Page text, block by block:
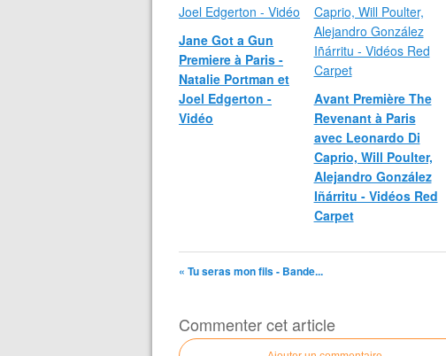
Jane Got a Gun
Premiere à Paris -
Natalie Portman et
Joel Edgerton -
Vidéo
Avant Première The
Revenant à Paris
avec Leonardo Di
Caprio, Will Poulter,
Alejandro González
Iñárritu - Vidéos Red
Carpet
« Tu seras mon fils - Bande...
Commenter cet article